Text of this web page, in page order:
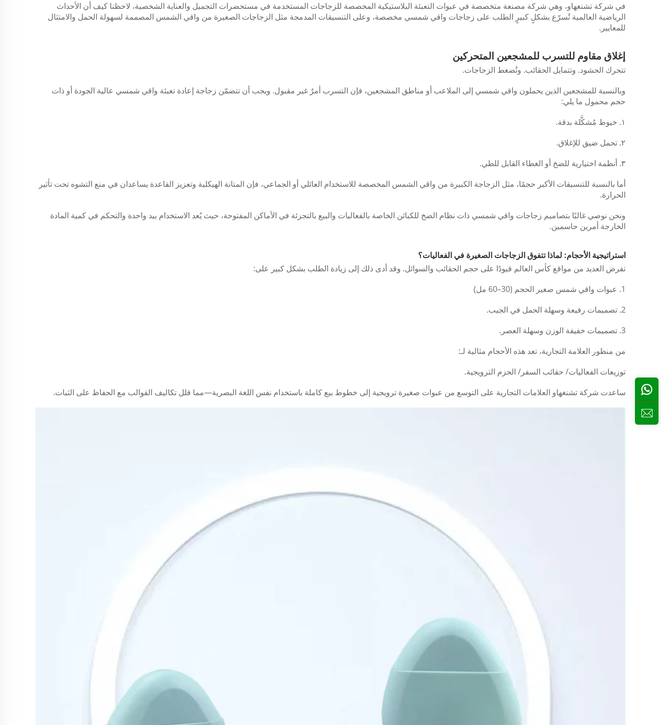
في شركة تشنغهاو، وهي شركة مصنعة متخصصة في عبوات التعبئة البلاستيكية المخصصة للزجاجات المستخدمة في مستحضرات التجميل والعناية الشخصية، لاحظنا كيف أن الأحداث
الرياضية العالمية تُسرّع بشكلٍ كبيرٍ الطلب على زجاجات واقي شمسي مخصصة، وعلى التنسيقات المدمجة مثل الزجاجات الصغيرة من واقي الشمس المصممة لسهولة الحمل والامتثال
للمعايير.
إغلاق مقاوم للتسرب للمشجعين المتحركين
تتحرك الحشود. وتتمايل الحقائب. وتُضغط الزجاجات.
وبالنسبة للمشجعين الذين يحملون واقي شمسي إلى الملاعب أو مناطق المشجعين، فإن التسرب أمرٌ غير مقبول. ويجب أن تتضمّن زجاجة إعادة تعبئة واقي شمسي عالية الجودة أو ذات
حجم محمول ما يلي:
١. خيوط مُشكَّلة بدقة.
٢. تحمل ضيق للإغلاق.
٣. أنظمة اختيارية للضخ أو الغطاء القابل للطي.
أما بالنسبة للتنسيقات الأكبر حجمًا، مثل الزجاجة الكبيرة من واقي الشمس المخصصة للاستخدام العائلي أو الجماعي، فإن المتانة الهيكلية وتعزيز القاعدة يساعدان في منع التشوه تحت تأثير
الحرارة.
ونحن نوصي غالبًا بتصاميم زجاجات واقي شمسي ذات نظام الضخ للكبائن الخاصة بالفعاليات والبيع بالتجزئة في الأماكن المفتوحة، حيث يُعد الاستخدام بيد واحدة والتحكم في كمية المادة
الخارجة أمرين حاسمين.
استراتيجية الأحجام: لماذا تتفوق الزجاجات الصغيرة في الفعاليات؟
تفرض العديد من مواقع كأس العالم قيودًا على حجم الحقائب والسوائل. وقد أدى ذلك إلى زيادة الطلب بشكل كبير على:
1. عبوات واقي شمس صغير الحجم (30–60 مل)
2. تصميمات رفيعة وسهلة الحمل في الجيب.
3. تصميمات خفيفة الوزن وسهلة العصر.
من منظور العلامة التجارية، تعد هذه الأحجام مثالية لـ:
توزيعات الفعاليات/ حقائب السفر/ الحزم الترويجية.
ساعدت شركة تشنغهاو العلامات التجارية على التوسع من عبوات صغيرة ترويجية إلى خطوط بيع كاملة باستخدام نفس اللغة البصرية—مما قلل تكاليف القوالب مع الحفاظ على الثبات.